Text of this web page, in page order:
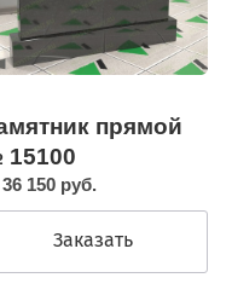
прямой
150 руб.
Заказать